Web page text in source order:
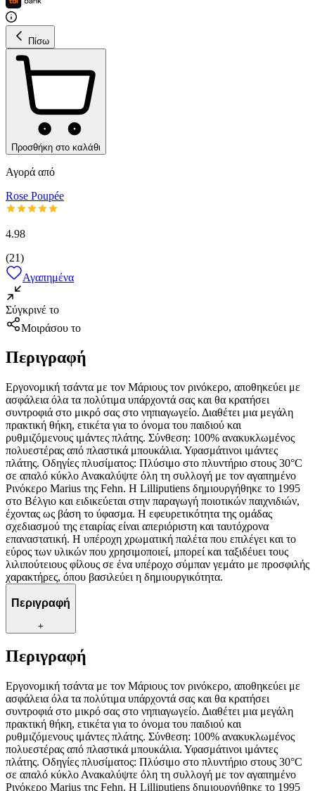
Πίσω
Προσθήκη στο καλάθι
Αγορά από
Rose Poupée
4.98
(21)
Αγαπημένα
Σύγκρινέ το
Μοιράσου το
Περιγραφή
Εργονομική τσάντα με τον Μάριους τον ρινόκερο, αποθηκεύει με
ασφάλεια όλα τα πολύτιμα υπάρχοντά σας και θα κρατήσει
συντροφιά στο μικρό σας στο νηπιαγωγείο. Διαθέτει μια μεγάλη
πρακτική θήκη, ετικέτα για το όνομα του παιδιού και
ρυθμιζόμενους ιμάντες πλάτης. Σύνθεση: 100% ανακυκλωμένος
πολυεστέρας από πλαστικά μπουκάλια. Υφασμάτινοι ιμάντες
πλάτης. Οδηγίες πλυσίματος: Πλύσιμο στο πλυντήριο στους 30°C
σε απαλό κύκλο Ανακαλύψτε όλη τη συλλογή με τον αγαπημένο
Ρινόκερο Marius της Fehn. Η Lilliputiens δημιουργήθηκε το 1995
στο Βέλγιο και ειδικεύεται στην παραγωγή ποιοτικών παιχνιδιών,
έχοντας ως βάση το ύφασμα. Η εφευρετικότητα της ομάδας
σχεδιασμού της εταιρίας είναι απεριόριστη και ταυτόχρονα
επαναστατική. Η υπέροχη χρωματική παλέτα που επιλέγει και το
εύρος των υλικών που χρησιμοποιεί, μπορεί και ταξιδέυει τους
λιλιπούτειους φίλους σε ένα υπέροχο σύμπαν γεμάτο με προσφιλής
χαρακτήρες, όπου βασιλεύει η δημιουργικότητα.
Περιγραφή
+
Περιγραφή
Εργονομική τσάντα με τον Μάριους τον ρινόκερο, αποθηκεύει με
ασφάλεια όλα τα πολύτιμα υπάρχοντά σας και θα κρατήσει
συντροφιά στο μικρό σας στο νηπιαγωγείο. Διαθέτει μια μεγάλη
πρακτική θήκη, ετικέτα για το όνομα του παιδιού και
ρυθμιζόμενους ιμάντες πλάτης. Σύνθεση: 100% ανακυκλωμένος
πολυεστέρας από πλαστικά μπουκάλια. Υφασμάτινοι ιμάντες
πλάτης. Οδηγίες πλυσίματος: Πλύσιμο στο πλυντήριο στους 30°C
σε απαλό κύκλο Ανακαλύψτε όλη τη συλλογή με τον αγαπημένο
Ρινόκερο Marius της Fehn. Η Lilliputiens δημιουργήθηκε το 1995